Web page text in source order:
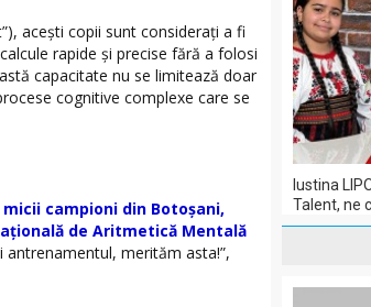
acești copii sunt considerați a fi
rapide și precise fără a folosi
capacitate nu se limitează doar
cognitive complexe care se
micii campioni din Botoșani,
de Aritmetică Mentală
antrenamentul, merităm asta!”,
Iustina
Talent, ne